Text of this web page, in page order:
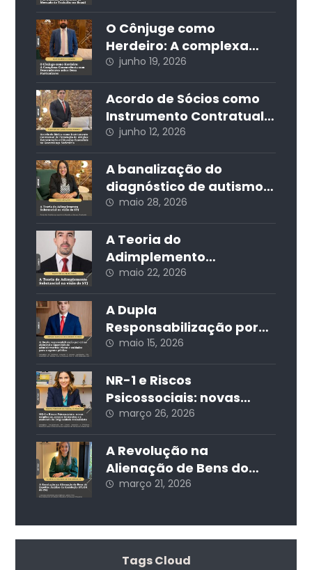
Produtividade e os
Desafios Estruturais do
Mercado de Trabalho no
Brasil
O Cônjuge como
Herdeiro: A complexa
concorrência com
descendentes sobre
bens particulares
junho 19, 2026
Acordo de Sócios como
Instrumento Contratual
de Prevenção de Litígios:
Estruturação e Cláusulas
Essenciais na
Governança Societária
junho 12, 2026
A banalização do
diagnóstico de autismo
nas redes sociais e seus
impactos jurídicos e
sociais
maio 28, 2026
A Teoria do
Adimplemento
Substancial na visão do
STJ
maio 22, 2026
A Dupla
Responsabilização por
Crime Eleitoral e
Improbidade
Administrativa: Riscos e
Cuidados para o Agente
Público
maio 15, 2026
NR-1 e Riscos
Psicossociais: novas
exigências, prazos
iminentes e o aumento
da litigiosidade
trabalhista
março 26, 2026
A Revolução na
Alienação de Bens do
Espólio: Análise da
março 21, 2026
Tags Cloud